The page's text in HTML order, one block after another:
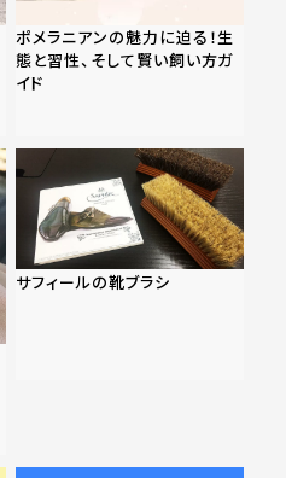
ポメラニアンの魅力に迫る！生
態と習性、そして賢い飼い方ガ
イド
サフィールの靴ブラシ